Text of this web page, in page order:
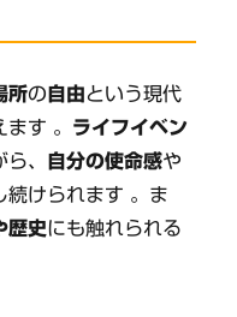
所の 自由という現代
す 。 ライフイベン
ら、 自分の使命感や
続けられます 。ま
歴史にも触れられる